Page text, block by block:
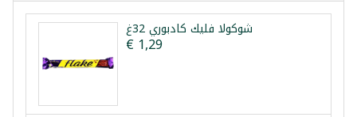
شوكولا فليك كادبوري 32غ
€ 1,29